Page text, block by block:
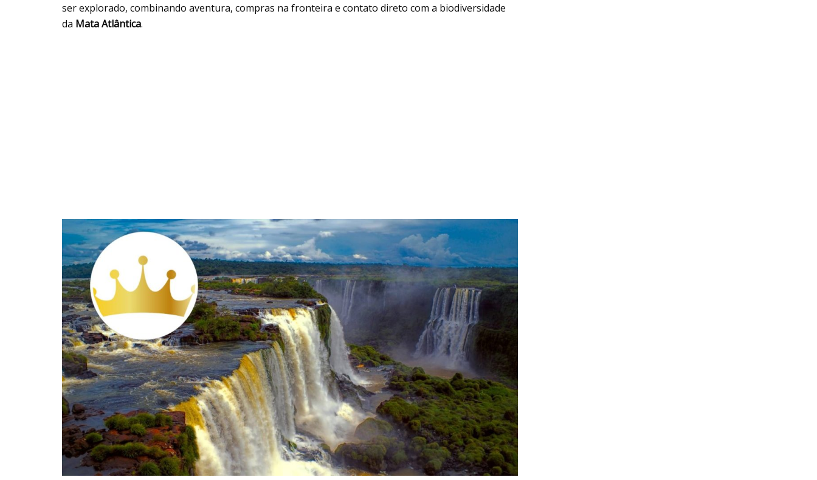
ser explorado, combinando aventura, compras na fronteira e contato direto com a biodiversidade
da Mata Atlântica.